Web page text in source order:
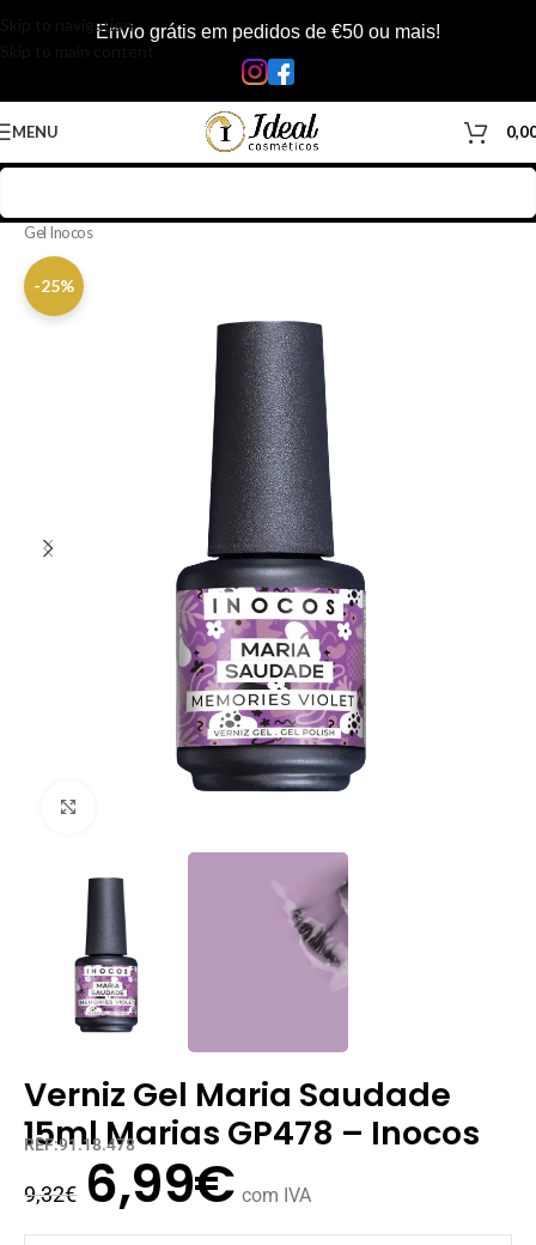
Skip to navigationEnvio grátis em pedidos de €50 ou mais!
MENU
Gel Inocos
-25%
Verniz Gel Maria Saudade
15ml Marias GP478 – Inocos
REF:91.18.478
9,32€ 6,99€ com IVA